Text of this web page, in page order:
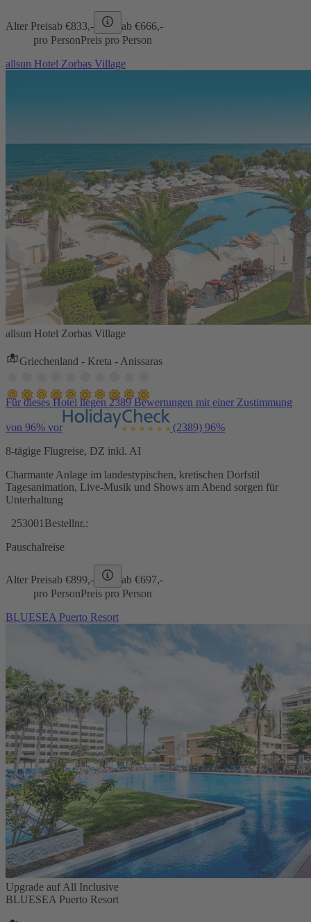
Alter Preisab €833,- ab €666,-
pro PersonPreis pro Person
allsun Hotel Zorbas Village
allsun Hotel Zorbas Village
Griechenland - Kreta - Anissaras
Für dieses Hotel liegen 2389 Bewertungen mit einer Zustimmung
von 96% vor (2389) 96%
8-tägige Flugreise, DZ inkl. AI
Charmante Anlage im landestypischen, kretischen Dorfstil
Tagesanimation, Live-Musik und Shows am Abend sorgen für
Unterhaltung
253001 Bestellnr.:
Pauschalreise
Alter Preisab €899,- ab €697,-
pro PersonPreis pro Person
BLUESEA Puerto Resort
Upgrade auf All Inclusive
BLUESEA Puerto Resort